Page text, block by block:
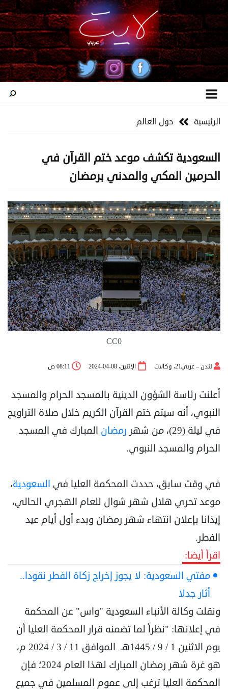
الرئيسية حول العالم
السعودية تكشف موعد ختم القرآن في
الحرمين المكي والمدني برمضان
CC0
لندن – عربي21، وكالات الإثنين، 08-04-2024 08:11 ص
أعلنت رئاسة الشؤون الدينية بالمسجد الحرام والمسجد
النبوي، أنه سيتم ختم القرآن الكريم خلال صلاة التراويح
في ليلة (29)، من شهر
رمضان المبارك في المسجد
الحرام والمسجد النبوي.
في وقت سابق، حددت المحكمة العليا في السعودية،
موعد تحري هلال شهر شوال للعام الهجري الحالي،
إيذانا بإعلان انتهاء شهر رمضان وبدء أول أيام عيد
الفطر.
اقرأ أيضا:
مفتي السعودية: لا يجوز إخراج زكاة الفطر نقودا..
أثار جدلا
ونقلت وكالة الأنباء السعودية "واس" عن المحكمة
في إعلانها: "نظراً لما تضمنه قرار المحكمة العليا أن
يوم الاثنين 1 / 9 / 1445هـ الموافق 11 / 3 / 2024 م،
هو غرة شهر رمضان المبارك لهذا العام 2024؛ فإن
المحكمة العليا ترغب إلى عموم المسلمين في جميع